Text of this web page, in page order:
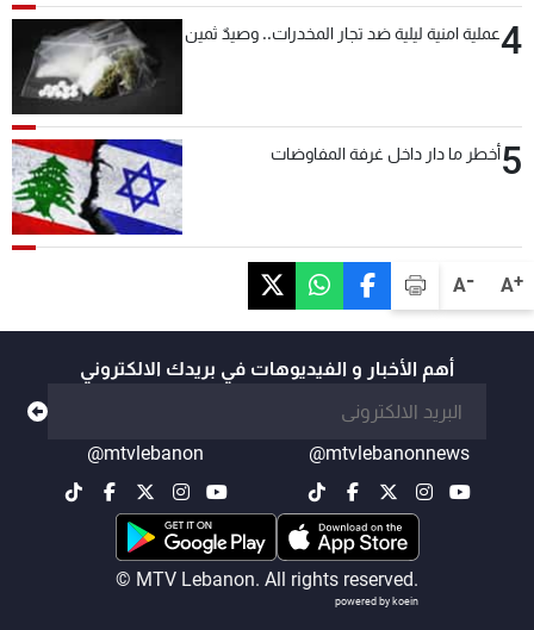
A+
A-
4عملية امنية ليلية ضد تجار المخدرات.. وصيدٌ ثمين
5أخطر ما دار داخل غرفة المفاوضات
أهم الأخبار و الفيديوهات في بريدك الالكتروني
@mtvlebanonnews
@mtvlebanon
© MTV Lebanon. All rights reserved.
powered by koein